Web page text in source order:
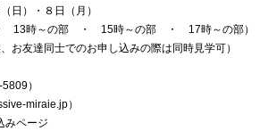
日）・８日（月）
13時～の部 ・ 15時～の部 ・ 17時～の部）
お友達同士でのお申し込みの際は同時見学可）
）
miraie.jp）
ページ